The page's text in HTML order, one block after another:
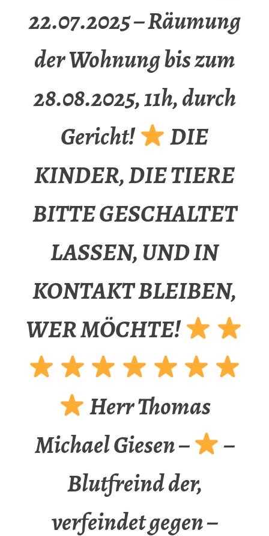
22.07.2025 – Räumung
der Wohnung bis zum
28.08.2025, 11h, durch
Gericht!
DIE
KINDER, DIE TIERE
BITTE GESCHALTET
LASSEN, UND IN
KONTAKT BLEIBEN,
WER MÖCHTE!
Herr Thomas
Michael Giesen –
–
Blutfreind der,
verfeindet gegen –